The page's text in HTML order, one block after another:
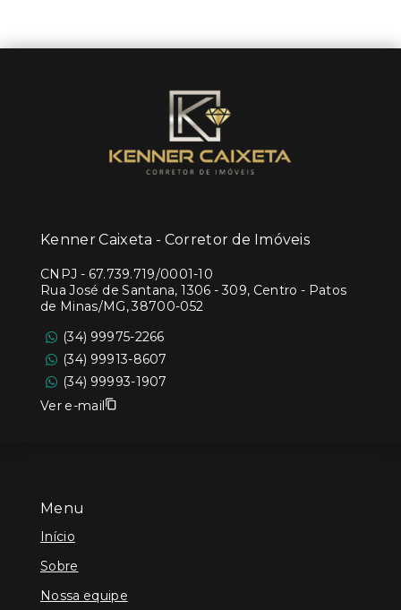
Menu
Início
Sobre
Nossa equipe
Kenner Caixeta - Corretor de Imóveis
CNPJ - 67.739.719/0001-10
Rua José de Santana, 1306 - 309, Centro - Patos
de Minas/MG, 38700-052
(34) 99975-2266
(34) 99913-8607
(34) 99993-1907
Ver e-mail